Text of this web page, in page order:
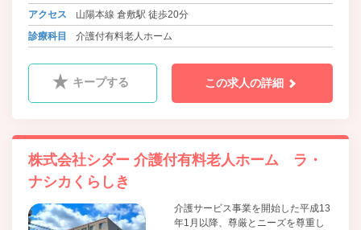
社として地域に根差した企業を目指
しています。
アクセス
山陽本線 倉敷駅 徒歩20分
診療科目
介護付有料老人ホーム
キープする この求人の詳細
株式会社シダー 介護付有料老人ホーム ラ・
ナシカくらしき
介護サービス事業を開始した平成13
年1月以降、尊厳とニーズを尊重し